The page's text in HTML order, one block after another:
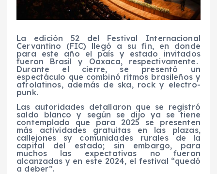
La edición 52 del Festival Internacional
Cervantino (FIC) llegó a su fin, en donde
para este año el país y estado invitados
fueron Brasil y Oaxaca, respectivamente.
Durante el cierre, se presentó un
espectáculo que combinó ritmos brasileños y
afrolatinos, además de ska, rock y electro-
punk.
Las autoridades detallaron que se registró
saldo blanco y según se dijo ya se tiene
contemplado que para 2025 se presenten
más actividades gratuitas en las plazas,
callejones sy comunidades rurales de la
capital del estado; sin embargo, para
muchos las expectativas no fueron
alcanzadas y en este 2024, el festival “quedó
a deber”.